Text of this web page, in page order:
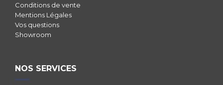
Conditions de vente
Mentions Légales
Vos questions
Showroom
NOS SERVICES